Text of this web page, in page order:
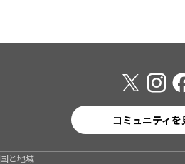
コミュニティを
国と地域